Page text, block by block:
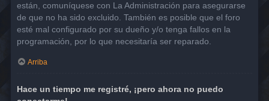
están, comuníquese con La Administración para asegurarse
de que no ha sido excluido. También es posible que el foro
esté mal configurado por su dueño y/o tenga fallos en la
programación, por lo que necesitaría ser reparado.
Arriba
Hace un tiempo me registré, ¡pero ahora no puedo